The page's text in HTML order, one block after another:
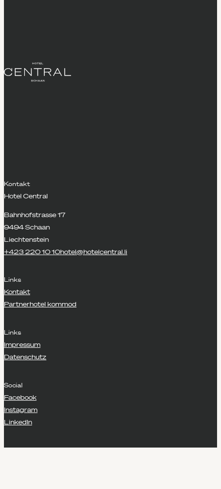
Kontakt
Hotel Central
Bahnhofstrasse 17
9494 Schaan
Liechtenstein
+423 220 10 10hotel@hotelcentral.li
Links
Kontakt
Partnerhotel kommod
Links
Impressum
Datenschutz
Social
Facebook
Instagram
LinkedIn